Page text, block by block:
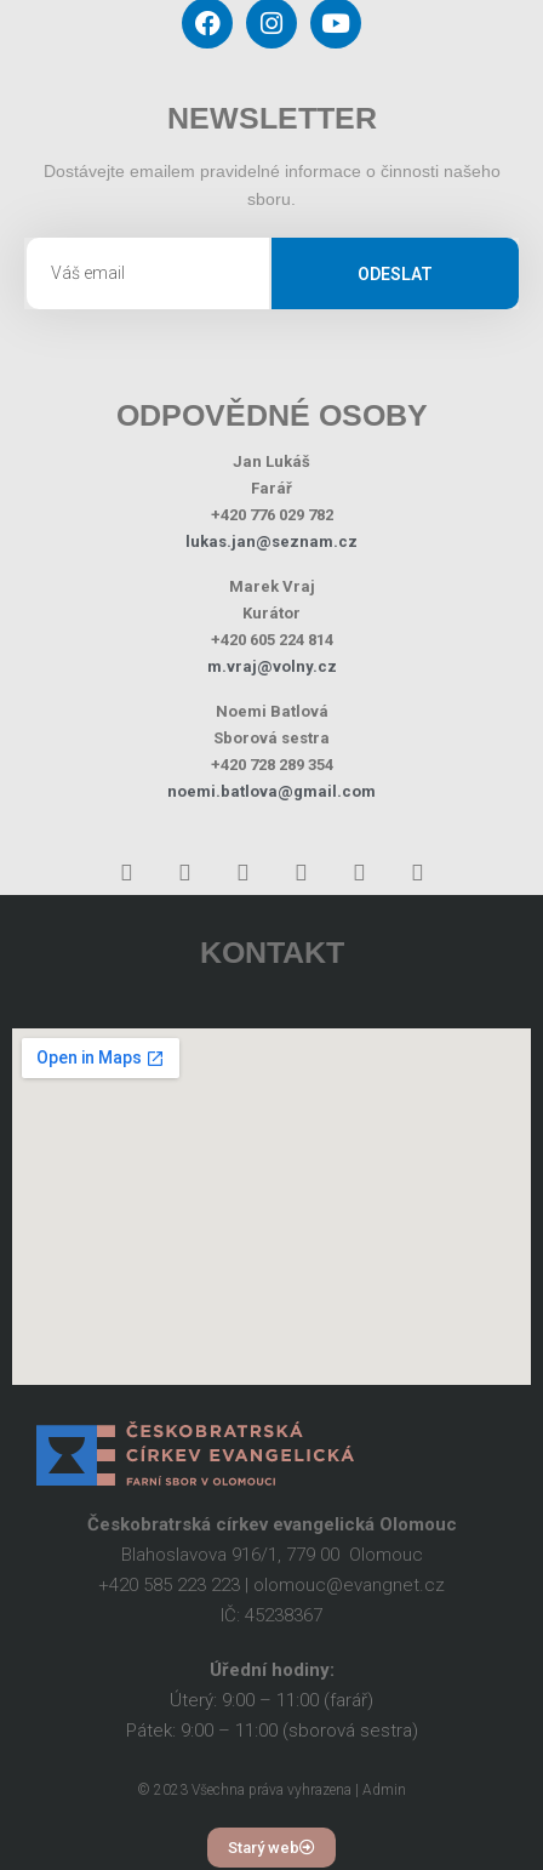
NEWSLETTER
Dostávejte emailem pravidelné informace o činnosti našeho
sboru.
ODESLAT
ODPOVĚDNÉ OSOBY
Jan Lukáš
Farář
+420 776 029 782
lukas.jan@seznam.cz
Marek Vraj
Kurátor
+420 605 224 814
m.vraj@volny.cz
Noemi Batlová
Sborová sestra
+420 728 289 354
noemi.batlova@gmail.com
KONTAKT
Českobratrská církev evangelická Olomouc
Blahoslavova 916/1, 779 00 Olomouc
+420 585 223 223 | olomouc@evangnet.cz
IČ: 45238367
Úřední hodiny:
Úterý: 9:00 – 11:00 (farář)
Pátek: 9:00 – 11:00 (sborová sestra)
© 2023 Všechna práva vyhrazena | Admin
Starý web